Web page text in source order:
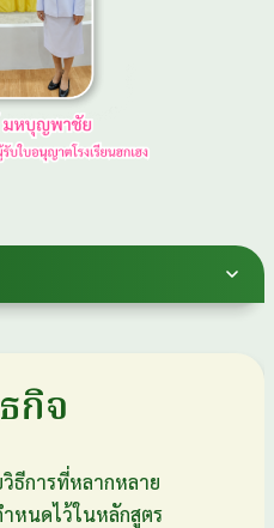
กิจ
ธีการที่หลากหลาย
หนดไว้ในหลักสูตร